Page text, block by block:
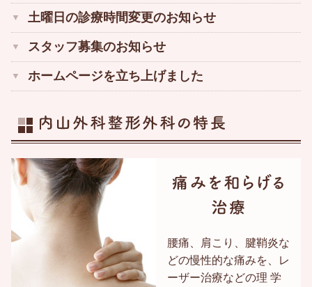
予防接種
土曜日の診療時間変更のお知らせ
スタッフ募集のお知らせ
ホームページを立ち上げました
腰痛、肩こり、腱鞘炎な
どの慢性的な痛みを、レ
ーザー治療などの理 学